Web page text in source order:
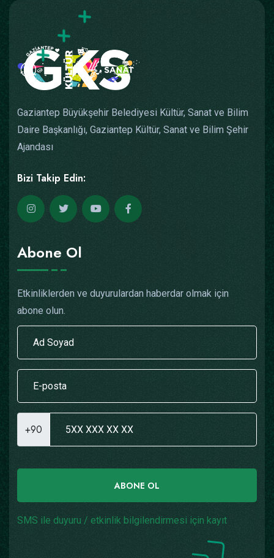
Gaziantep Büyükşehir Belediyesi Kültür, Sanat ve Bilim
Daire Başkanlığı, Gaziantep Kültür, Sanat ve Bilim Şehir
Ajandası
Bizi Takip Edin:
Abone Ol
Etkinliklerden ve duyurulardan haberdar olmak için
abone olun.
+90
ABONE OL
SMS ile duyuru / etkinlik bilgilendirmesi için kayıt